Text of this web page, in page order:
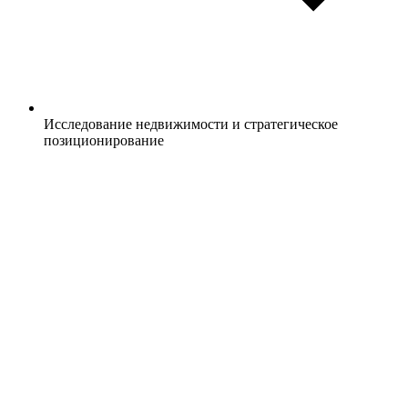
Исследование недвижимости и стратегическое
позиционирование